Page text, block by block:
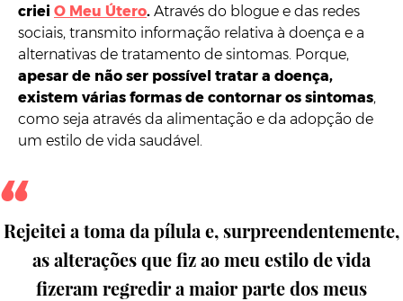
criei O Meu Útero. Através do blogue e das redes
sociais, transmito informação relativa à doença e a
alternativas de tratamento de sintomas. Porque,
apesar de não ser possível tratar a doença,
existem várias formas de contornar os sintomas,
como seja através da alimentação e da adopção de
um estilo de vida saudável.
Rejeitei a toma da pílula e, surpreendentemente,
as alterações que fiz ao meu estilo de vida
fizeram regredir a maior parte dos meus